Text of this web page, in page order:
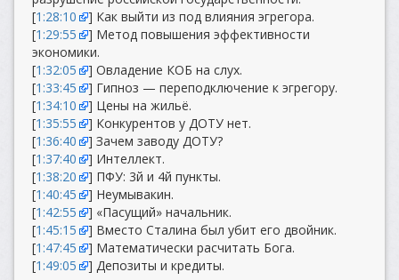
[1:28:10
] Как выйти из под влияния эгрегора.
[1:29:55
] Метод повышения эффективности
экономики.
[1:32:05
] Овладение КОБ на слух.
[1:33:45
] Гипноз — переподключение к эгрегору.
[1:34:10
] Цены на жильё.
[1:35:55
] Конкурентов у ДОТУ нет.
[1:36:40
] Зачем заводу ДОТУ?
[1:37:40
] Интеллект.
[1:38:20
] ПФУ: 3й и 4й пункты.
[1:40:45
] Неумывакин.
[1:42:55
] «Пасущий» начальник.
[1:45:15
] Вместо Сталина был убит его двойник.
[1:47:45
] Математически расчитать Бога.
[1:49:05 ] Депозиты и кредиты.